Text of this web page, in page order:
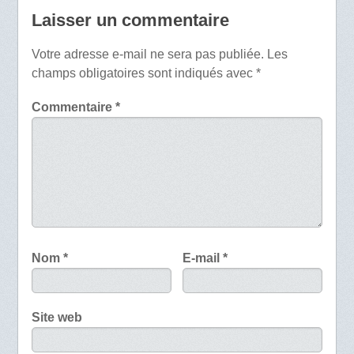
Laisser un commentaire
Votre adresse e-mail ne sera pas publiée. Les
champs obligatoires sont indiqués avec *
Commentaire *
Nom * E-mail*
Site web